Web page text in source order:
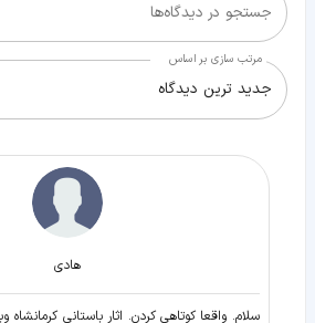
جستجو در دیدگاه‌ها
مرتب سازی بر اساس
جدید ترین دیدگاه
هادی
سلام. واقعا کوتاهی کردن. اثار باستانی کرمانشاه